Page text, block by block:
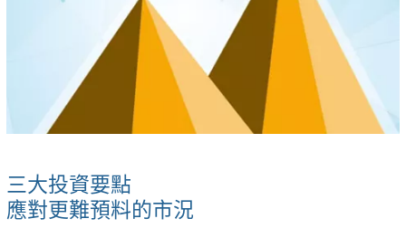
三大投資要點
應對更難預料的市況